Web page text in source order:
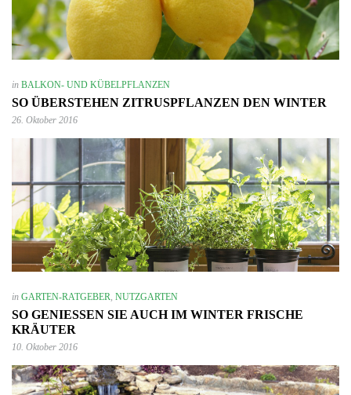
in BALKON- UND KÜBELPFLANZEN
SO ÜBERSTEHEN ZITRUSPFLANZEN DEN WINTER
26. Oktober 2016
in GARTEN-RATGEBER, NUTZGARTEN
SO GENIESSEN SIE AUCH IM WINTER FRISCHE K
RÄUTER
10. Oktober 2016